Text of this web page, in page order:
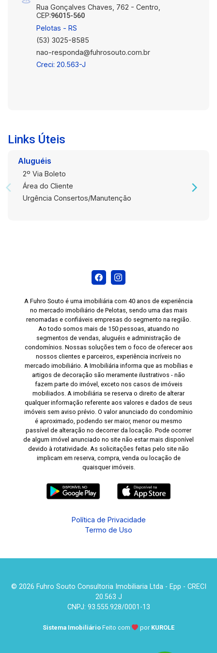
Rua Gonçalves Chaves, 762 - Centro,
CEP:96015-560
Pelotas - RS
(53) 3025-8585
nao-responda@fuhrosouto.com.br
Creci: 20.563-J
Links Úteis
Aluguéis
2º Via Boleto
Área do Cliente
Urgência Consertos/Manutenção
A Fuhro Souto é uma imobiliária com 40 anos de experiência
no mercado imobiliário de Pelotas, sendo uma das mais
renomadas e confiáveis empresas do segmento na região.
Ao todo somos mais de 150 pessoas, atuando no
segmentos de vendas, aluguéis e administração de
condomínios. Nossas soluções tem o foco de oferecer aos
nossos clientes e parceiros, experiência incríveis no
mercado imobiliário. A Imobiliária informa que as mobílias e
artigos de decoração são meramente ilustrativos - não
fazem parte do imóvel, exceto nos casos de imóveis
mobiliados. A imobiliária se reserva o direito de alterar
qualquer informação referente aos valores e dados de seus
imóveis sem aviso prévio. O valor anunciado do condomínio
é aproximado, podendo ser maior, menor ou mesmo
passível de alteração no decorrer da locação. Pode ocorrer
de algum imóvel anunciado no site não estar mais disponível
devido à rotatividade. As solicitações feitas pelo site não
implicam em reserva, compra, venda ou locação de
quaisquer imóveis.
Política de Privacidade
Termo de Uso
© 2026 Fuhro Souto Consultoria Imobiliaria Ltda - Epp - CRECI
20.563 J
CNPJ: 93.555.928/0001-13
Sistema Imobiliário Feito com por KUROLE